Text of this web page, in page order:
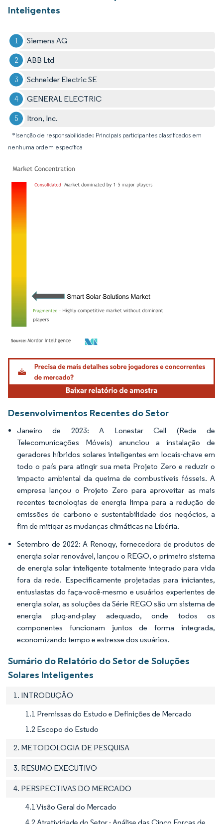
Inteligentes
Siemens AG
ABB Ltd
Schneider Electric SE
GENERAL ELECTRIC
Itron, Inc.
*Isenção de responsabilidade: Principais participantes classificados em
nenhuma ordem específica
Imagem © Mordor Intelligence. O reuso requer atribuição conforme CC BY 4.0.
Desenvolvimentos Recentes do Setor
Janeiro de 2023: A Lonestar Cell (Rede de
Telecomunicações Móveis) anunciou a instalação de
geradores híbridos solares inteligentes em locais-chave em
todo o país para atingir sua meta Projeto Zero e reduzir o
impacto ambiental da queima de combustíveis fósseis. A
empresa lançou o Projeto Zero para aproveitar as mais
recentes tecnologias de energia limpa para a redução de
emissões de carbono e sustentabilidade dos negócios, a
fim de mitigar as mudanças climáticas na Libéria.
Setembro de 2022: A Renogy, fornecedora de produtos de
energia solar renovável, lançou o REGO, o primeiro sistema
de energia solar inteligente totalmente integrado para vida
fora da rede. Especificamente projetadas para iniciantes,
entusiastas do faça-você-mesmo e usuários experientes de
energia solar, as soluções da Série REGO são um sistema de
energia plug-and-play adequado, onde todos os
componentes funcionam juntos de forma integrada,
economizando tempo e estresse dos usuários.
Sumário do Relatório do Setor de Soluções
Solares Inteligentes
1. INTRODUÇÃO
1.1 Premissas do Estudo e Definições de Mercado
1.2 Escopo do Estudo
2. METODOLOGIA DE PESQUISA
3. RESUMO EXECUTIVO
4. PERSPECTIVAS DO MERCADO
4.1 Visão Geral do Mercado
4.2 Atratividade do Setor - Análise das Cinco Forças de